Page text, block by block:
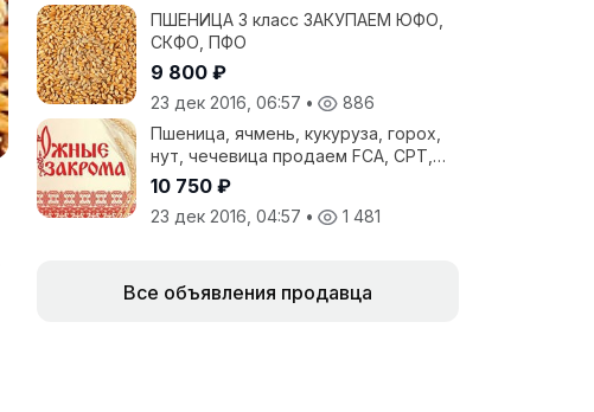
ПШЕНИЦА 3 класс ЗАКУПАЕМ ЮФО,
СКФО, ПФО
9 800 ₽
23 дек 2016, 06:57 •
886
Пшеница, ячмень, кукуруза, горох,
нут, чечевица продаем FCA, CPT,
FOB
10 750 ₽
23 дек 2016, 04:57 • 1 481
Все объявления продавца